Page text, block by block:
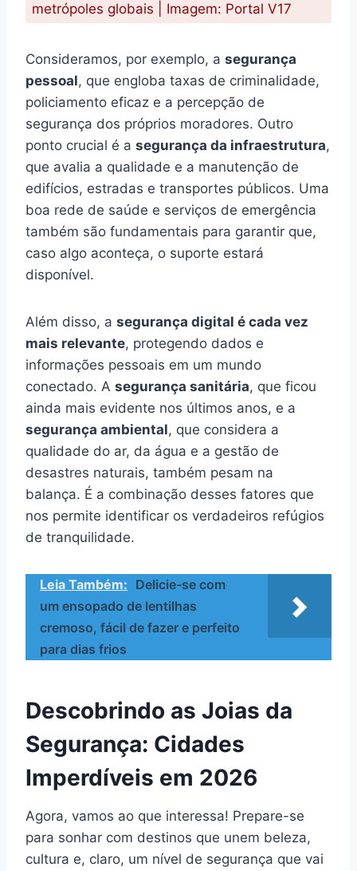
metrópoles globais | Imagem: Portal V17
Consideramos, por exemplo, a segurança
pessoal, que engloba taxas de criminalidade,
policiamento eficaz e a percepção de
segurança dos próprios moradores. Outro
ponto crucial é a segurança da infraestrutura,
que avalia a qualidade e a manutenção de
edifícios, estradas e transportes públicos. Uma
boa rede de saúde e serviços de emergência
também são fundamentais para garantir que,
caso algo aconteça, o suporte estará
disponível.
Além disso, a segurança digital é cada vez
mais relevante, protegendo dados e
informações pessoais em um mundo
conectado. A segurança sanitária, que ficou
ainda mais evidente nos últimos anos, e a
segurança ambiental, que considera a
qualidade do ar, da água e a gestão de
desastres naturais, também pesam na
balança. É a combinação desses fatores que
nos permite identificar os verdadeiros refúgios
de tranquilidade.
Leia Também: Delicie-se com
um ensopado de lentilhas
cremoso, fácil de fazer e perfeito
para dias frios
Descobrindo as Joias da
Segurança: Cidades
Imperdíveis em 2026
Agora, vamos ao que interessa! Prepare-se
para sonhar com destinos que unem beleza,
cultura e, claro, um nível de segurança que vai